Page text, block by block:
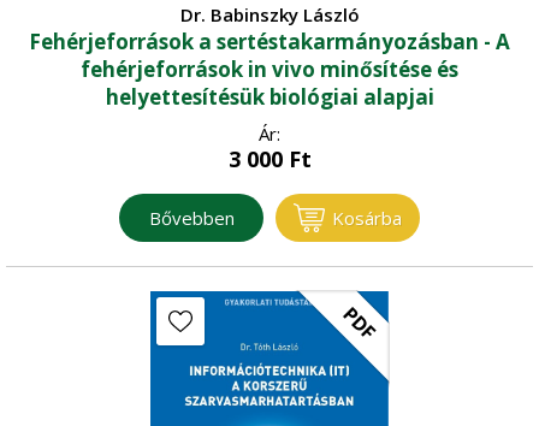
Dr. Babinszky László
Fehérjeforrások a sertéstakarmányozásban - A
fehérjeforrások in vivo minősítése és
helyettesítésük biológiai alapjai
Ár:
3 000Ft
Bővebben Kosárba
PDF